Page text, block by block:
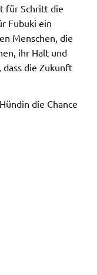
für Schritt die
Fubuki ein
Menschen, die
ihr Halt und
die Zukunft
die Chance